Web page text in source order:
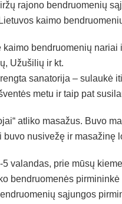
rajono bendruomenių
kaimo
kaimo bendruomenių
Užušilių ir kt.
sanatorija – sulaukė
metu ir taip pat
atliko masažus. Buvo
buvo nusivežę ir masažinę
valandas, prie mūsų
bendruomenės
sąjungos